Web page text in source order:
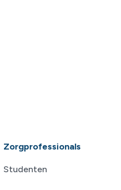
Zorgprofessionals
Studenten